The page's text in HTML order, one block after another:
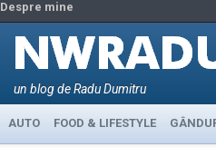
Despre mine
un blog de Radu Dumitru
AUTO FOOD & LIFESTYLE